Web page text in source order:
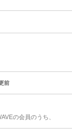
前
の会員のうち、